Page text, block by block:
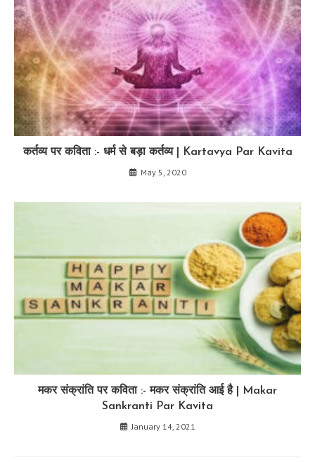
कर्तव्य पर कविता :- धर्म से बड़ा कर्तव्य | Kartavya Par Kavita
May 5, 2020
मकर संक्रांति पर कविता :- मकर संक्रांति आई है | Makar
Sankranti Par Kavita
January 14, 2021